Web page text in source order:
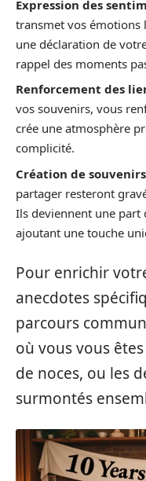
Expression des
transmet vos émotions
une déclaration de
rappel des moments
Renforcement des
vos souvenirs, vous
crée une atmosphère
complicité.
Création de
partager resteront
Ils deviennent une
ajoutant une touche
Pour enrichir
anecdotes
parcours
où vous vous
de noces, ou les
surmontés